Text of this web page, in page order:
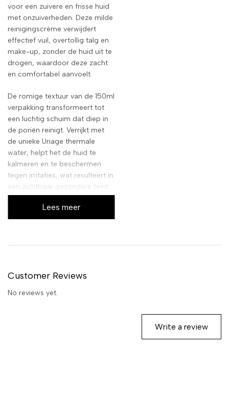
voor een zuivere en frisse huid
met onzuiverheden. Deze milde
reinigingscrème verwijdert
effectief vuil, overtollig talg en
make-up, zonder de huid uit te
drogen, waardoor deze zacht
en comfortabel aanvoelt.
De romige textuur van de 150ml
verpakking transformeert tot
een luchtig schuim dat diep in
de poriën reinigt. Verrijkt met
de unieke Uriage thermale
water, helpt het de huid te
kalmeren en te beschermen
tegen irritaties, wat resulteert in
een zichtbaar gezondere teint.
Lees meer
Customer Reviews
No reviews yet.
Write a review